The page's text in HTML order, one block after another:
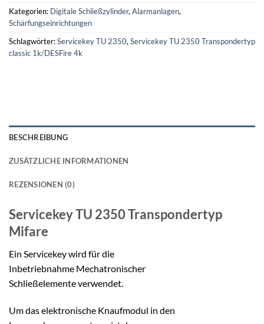
Kategorien: Digitale Schließzylinder, Alarmanlagen,
Schärfungseinrichtungen
Schlagwörter:Servicekey TU 2350, Servicekey TU 2350 Transpondertyp
classic 1k/DESFire 4k
BESCHREIBUNG
ZUSÄTZLICHE INFORMATIONEN
REZENSIONEN (0)
Servicekey TU 2350Transpondertyp
Mifare
Ein Servicekey wird für die
Inbetriebnahme Mechatronischer
Schließelemente verwendet.
Um das elektronische Knaufmodul in den